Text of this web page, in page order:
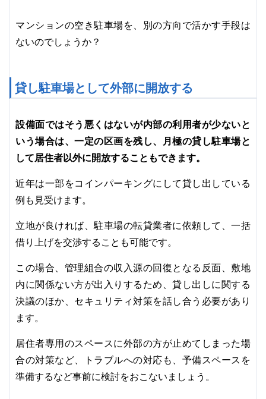
マンションの空き駐車場を、別の方向で活かす手段は
ないのでしょうか？
貸し駐車場として外部に開放する
設備面ではそう悪くはないが内部の利用者が少ないと
いう場合は、一定の区画を残し、月極の貸し駐車場と
して居住者以外に開放することもできます。
近年は一部をコインパーキングにして貸し出している
例も見受けます。
立地が良ければ、駐車場の転貸業者に依頼して、一括
借り上げを交渉することも可能です。
この場合、管理組合の収入源の回復となる反面、敷地
内に関係ない方が出入りするため、貸し出しに関する
決議のほか、セキュリティ対策を話し合う必要があり
ます。
居住者専用のスペースに外部の方が止めてしまった場
合の対策など、トラブルへの対応も、予備スペースを
準備するなど事前に検討をおこないましょう。